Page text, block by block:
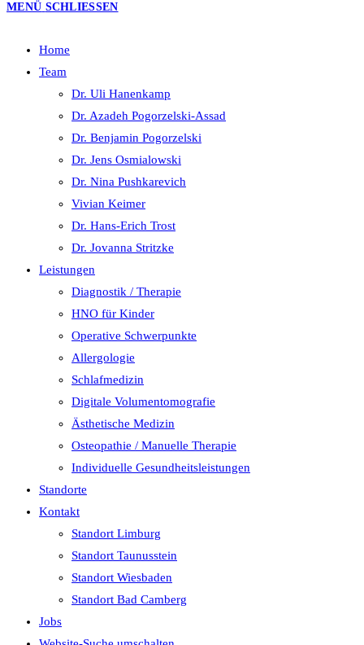
MENÜ SCHLIESSEN
Home
Team
Dr. Uli Hanenkamp
Dr. Azadeh Pogorzelski-Assad
Dr. Benjamin Pogorzelski
Dr. Jens Osmialowski
Dr. Nina Pushkarevich
Vivian Keimer
Dr. Hans-Erich Trost
Dr. Jovanna Stritzke
Leistungen
Diagnostik / Therapie
HNO für Kinder
Operative Schwerpunkte
Allergologie
Schlafmedizin
Digitale Volumentomografie
Ästhetische Medizin
Osteopathie / Manuelle Therapie
Individuelle Gesundheitsleistungen
Standorte
Kontakt
Standort Limburg
Standort Taunusstein
Standort Wiesbaden
Standort Bad Camberg
Jobs